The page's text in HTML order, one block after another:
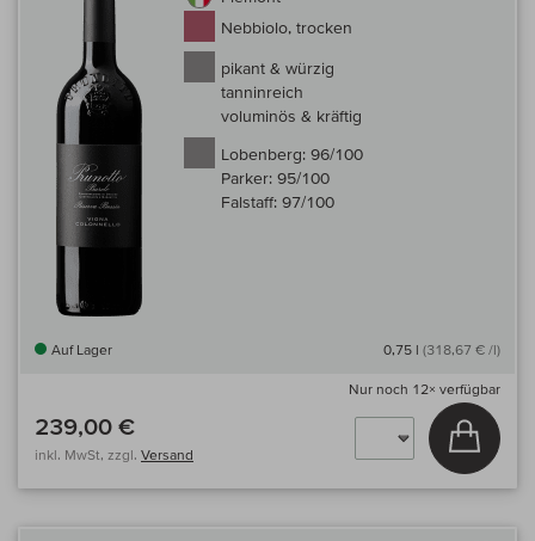
Nebbiolo, trocken
pikant & würzig
tanninreich
voluminös & kräftig
Lobenberg: 96/100
Parker: 95/100
Falstaff: 97/100
Auf Lager 0,75 l (318,67 € /l)
Nur noch 12× verfügbar
239,00 €
inkl. MwSt, zzgl. Versand
In